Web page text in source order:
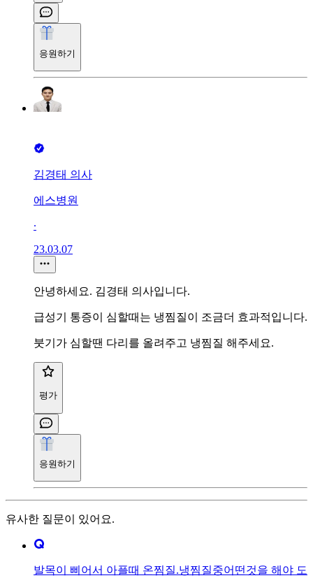
응원하기
김경태 의사
에스병원
∙
23.03.07
안녕하세요. 김경태 의사입니다.
급성기 통증이 심할때는 냉찜질이 조금더 효과적입니다.
붓기가 심할땐 다리를 올려주고 냉찜질 해주세요.
평가
응원하기
유사한 질문이 있어요.
발목이 삐어서 아플때 온찜질.냉찜질중어떤것을 해야 도